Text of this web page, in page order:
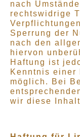
nach
rechtswidrige
Sperrung der
nach den
hiervon
Haftung ist
Kenntnis einer
möglich. Bei
wir diese